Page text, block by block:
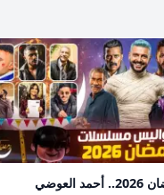
رمضان 2026.. أحمد العوضي